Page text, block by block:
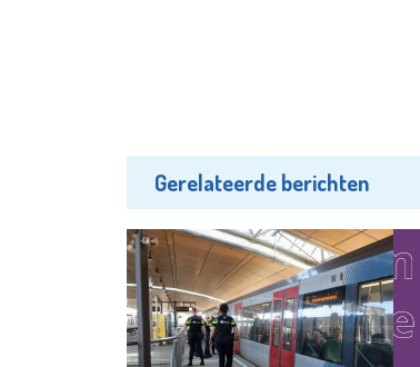
Gerelateerde berichten